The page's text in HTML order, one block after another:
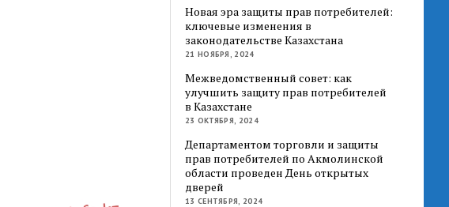
Новая эра защиты прав потребителей:
ключевые изменения в
законодательстве Казахстана
21 НОЯБРЯ, 2024
Межведомственный совет: как
улучшить защиту прав потребителей
в Казахстане
23 ОКТЯБРЯ, 2024
Департаментом торговли и защиты
прав потребителей по Акмолинской
области проведен День открытых
дверей
13 СЕНТЯБРЯ, 2024